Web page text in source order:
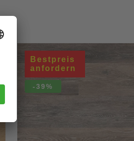
Bestpreis
anfordern
-39%